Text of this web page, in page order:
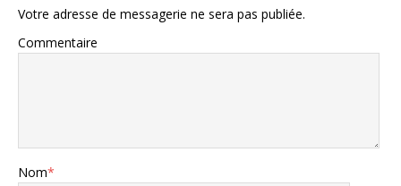
Votre adresse de messagerie ne sera pas publiée.
Commentaire
Nom*